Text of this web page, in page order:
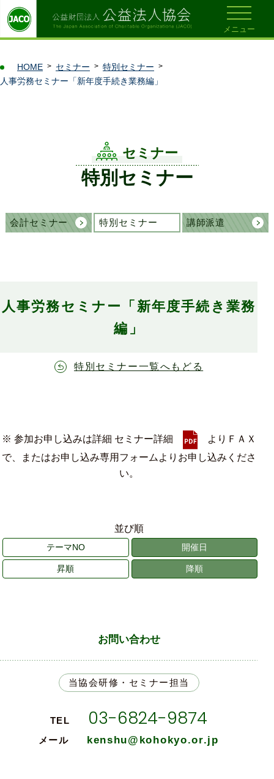
メニュー
HOME セミナー
特別セミナー
人事労務セミナー「新年度手続き業務編」
セミナー
特別セミナー
会計セミナー 特別セミナー 講師派遣
人事労務セミナー「新年度手続き業務
編」
特別セミナー一覧へもどる
※ 参加お申し込みは詳細 セミナー詳細
よりＦＡＸ
で、またはお申し込み専用フォームよりお申し込みくださ
い。
並び順
テーマNO 開催日
昇順 降順
お問い合わせ
当協会研修・セミナー担当
TEL 03-6824-9874
メール kenshu@kohokyo.or.jp